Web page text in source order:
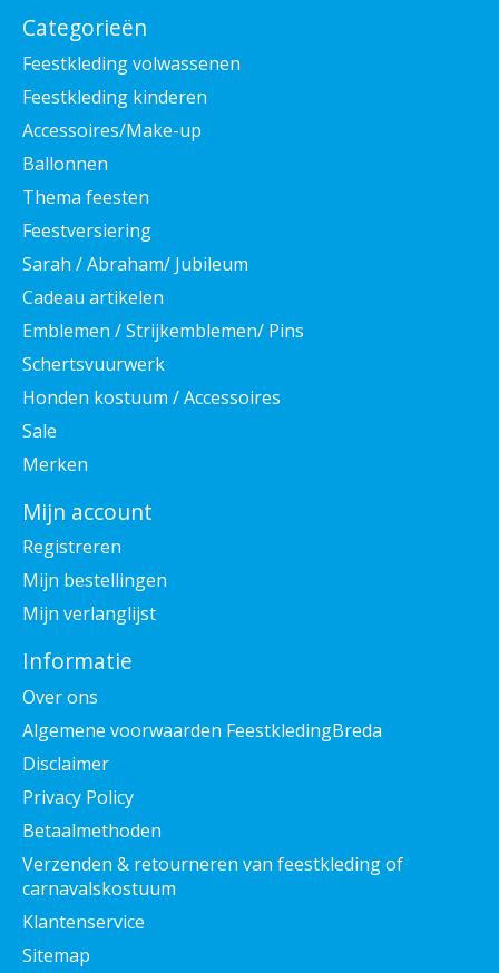
Categorieën
Feestkleding volwassenen
Feestkleding kinderen
Accessoires/Make-up
Ballonnen
Thema feesten
Feestversiering
Sarah / Abraham/ Jubileum
Cadeau artikelen
Emblemen / Strijkemblemen/ Pins
Schertsvuurwerk
Honden kostuum / Accessoires
Sale
Merken
Mijn account
Registreren
Mijn bestellingen
Mijn verlanglijst
Informatie
Over ons
Algemene voorwaarden FeestkledingBreda
Disclaimer
Privacy Policy
Betaalmethoden
Verzenden & retourneren van feestkleding of
carnavalskostuum
Klantenservice
Sitemap